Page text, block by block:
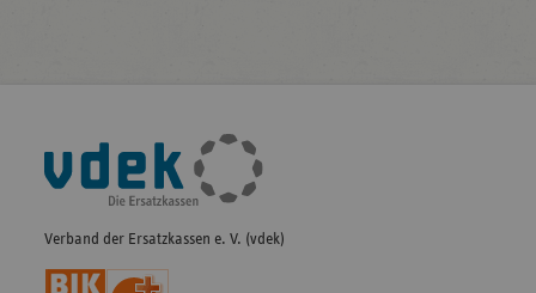
Fußleisten-
Navigation
Verband der Ersatzkassen e. V. (vdek)